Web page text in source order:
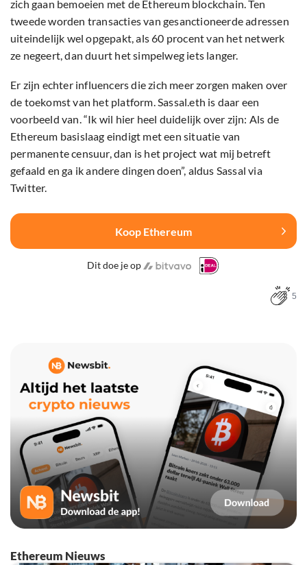
zich gaan bemoeien met de Ethereum blockchain. Ten
tweede worden transacties van gesanctioneerde adressen
uiteindelijk wel opgepakt, als 60 procent van het netwerk
ze negeert, dan duurt het simpelweg iets langer.
Er zijn echter influencers die zich meer zorgen maken over
de toekomst van het platform. Sassal.eth is daar een
voorbeeld van. “Ik wil hier heel duidelijk over zijn: Als de
Ethereum basislaag eindigt met een situatie van
permanente censuur, dan is het project wat mij betreft
gefaald en ga ik andere dingen doen”, aldus Sassal via
Twitter.
Koop Ethereum
Dit doe je op
5
Ethereum Nieuws